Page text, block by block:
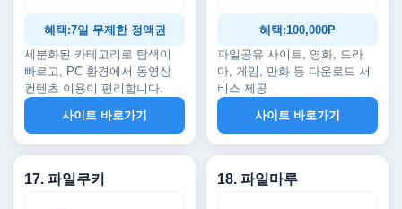
혜택:7일 무제한 정액권
세분화된 카테고리로 탐색이
빠르고, PC 환경에서 동영상
컨텐츠 이용이 편리합니다.
사이트 바로가기
혜택:100,000P
파일공유 사이트, 영화, 드라
마, 게임, 만화 등 다운로드 서
비스 제공
사이트 바로가기
17. 파일쿠키 18. 파일마루